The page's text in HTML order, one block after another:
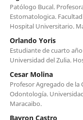
Patólogo Bucal.
Estomatologica.
Hospital Universitario.
Orlando Yoris
Estudiante de cuarto
Universidad del Zulia.
Cesar Molina
Profesor Agregado de la
Odontología.
Maracaibo.
Bayron Castro